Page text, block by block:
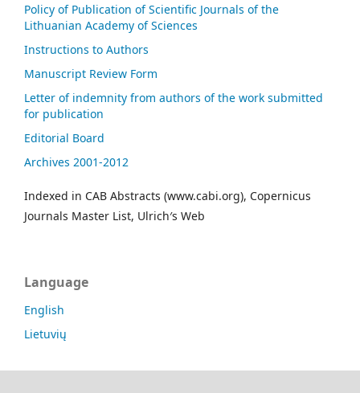
Policy of Publication of Scientific Journals of the
Lithuanian Academy of Sciences
Instructions to Authors
Manuscript Review Form
Letter of indemnity from authors of the work submitted
for publication
Editorial Board
Archives 2001-2012
Indexed in CAB Abstracts (www.cabi.org), Copernicus
Journals Master List, Ulrich′s Web
Language
English
Lietuvių